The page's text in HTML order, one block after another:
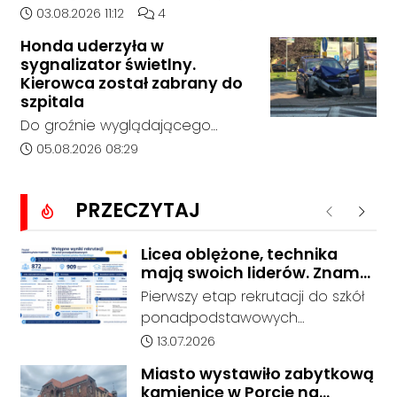
Zespole Szkół Technicznych i
Kędzierzynie-Koźlu zakończył się
bez rozstrzygnięcia. Mimo
wcześniejszego zainteresowania
terenem ze strony sieci Dino, do
postępowania nie zgłosił się
żaden oferent.
Data dodania artykułu:
03.08.2026 11:12 Liczba komentarzy artykułu:
4
Honda uderzyła w
sygnalizator świetlny.
Kierowca został zabrany do
szpitala
Do groźnie wyglądającego
zdarzenia drogowego doszło w
godziny 6:30 kierujący
samochodem marki Honda
zjechał z drogi i uderzył w
sygnalizator świetlny.
Data dodania artykułu:
05.08.2026 08:29
PRZECZYTAJ Poprzednie
Licea oblężone, technika
mają swoich liderów. Znamy
wstępne wyniki rekrutacji do
szkół w powiecie
Pierwszy etap rekrutacji do szkół
ponadpodstawowych
prowadzonych przez Powiat
coraz wyraźniejsze preferencje
Data dodania artykułu:
13.07.2026
Miasto wystawiło zabytkową
kamienicę w Porcie na